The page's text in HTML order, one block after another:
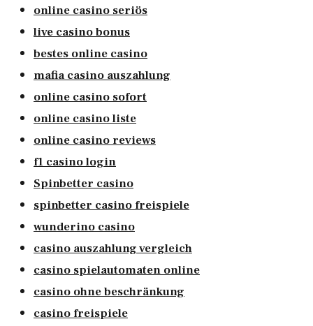
online casino seriös
live casino bonus
bestes online casino
mafia casino auszahlung
online casino sofort
online casino liste
online casino reviews
f1 casino login
Spinbetter casino
spinbetter casino freispiele
wunderino casino
casino auszahlung vergleich
casino spielautomaten online
casino ohne beschränkung
casino freispiele